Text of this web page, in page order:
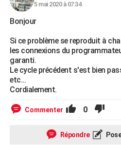
5 mai 2020 à 07:34
Bonjour
Si ce problème se reproduit à
les connexions du
garanti.
Le cycle précédent s'est bien
etc...
Cordialement.
Commenter 0
Répondre